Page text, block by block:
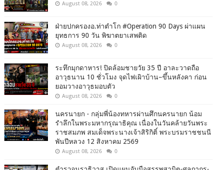
August 08, 2026 0
ฝ่ายปกครองอ.ท่าตำโก #Operation 90 Days ผ่าแผน
ยุทธการ 90 วัน พิฆาตยาเสพติด
August 08, 2026 0
ระทึกมุกดาหาร! ปิดล้อมชายวัย 35 ปี อาละวาดถือ
อาวุธนาน 10 ชั่วโมง จุดไฟเผิาบ้าน–ขึ้นหลังคา ก่อน
ยอมวางอาวุธมอบตัว
August 08, 2026 0
นครนายก - กลุ่มพี่น้องทหารผ่านศึกนครนายก น้อม
รำลึกในพระมหากรุณาธิคุณ เนื่องในวันคล้ายวันพระ
ราชสมภพ สมเด็จพระนางเจ้าสิริกิติ์ พระบรมราชชนนี
พันปีหลวง 12 สิงหาคม 2569
August 08, 2026 0